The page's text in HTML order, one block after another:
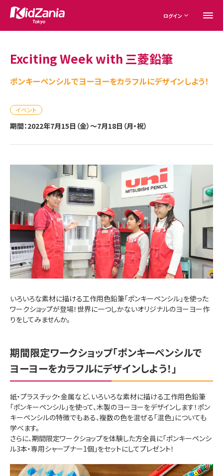
ログイン
Exciting Week with 三菱鉛筆
ポンキーペンシルでヨーヨーをカラフルにデザインしよう！
イベント
期間：2022年7月15日（金）～7月18日（月・祝）
いろいろな素材に描ける工作用色鉛筆「ポンキーペンシル」を使った
ワークショップが登場！世界に一つしかないオリジナルのヨーヨー作
りをしてみませんか。
期間限定ワークショップ「ポンキーペンシルで
ヨーヨーをカラフルにデザインしよう！」
紙・プラスチック・金属など、いろいろな素材に描ける工作用色鉛筆
「ポンキーペンシル」を使って、木製のヨーヨーをデザインします！ポン
キーペンシルの特徴でもある、複数の色を混ぜる「混色」についても
学べます。
さらに、期間限定ワークショップを体験した方全員に「ポンキーペンシ
ル3本・専用シャープナー1個」をセットにしてプレゼント！